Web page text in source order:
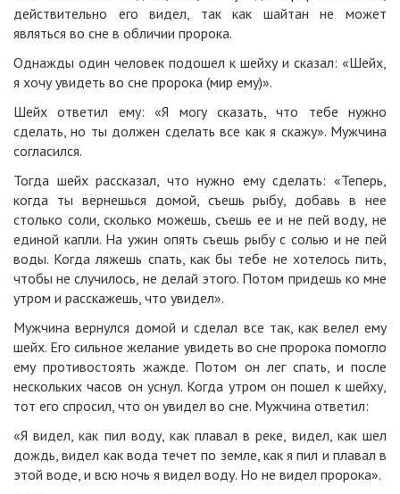
действительно его видел, так как шайтан не может
являться во сне в обличии пророка.
Однажды один человек подошел к шейху и сказал: «Шейх,
я хочу увидеть во сне пророка (мир ему)».
Шейх ответил ему: «Я могу сказать, что тебе нужно
сделать, но ты должен сделать все как я скажу». Мужчина
согласился.
Тогда шейх рассказал, что нужно ему сделать: «Теперь,
когда ты вернешься домой, съешь рыбу, добавь в нее
столько соли, сколько можешь, съешь ее и не пей воду, не
единой капли. На ужин опять съешь рыбу с солью и не пей
воды. Когда ляжешь спать, как бы тебе не хотелось пить,
чтобы не случилось, не делай этого. Потом придешь ко мне
утром и расскажешь, что увидел».
Мужчина вернулся домой и сделал все так, как велел ему
шейх. Его сильное желание увидеть во сне пророка помогло
ему противостоять жажде. Потом он лег спать, и после
нескольких часов он уснул. Когда утром он пошел к шейху,
тот его спросил, что он увидел во сне. Мужчина ответил:
«Я видел, как пил воду, как плавал в реке, видел, как шел
дождь, видел как вода течет по земле, как я пил и плавал в
этой воде, и всю ночь я видел воду. Но не видел пророка».